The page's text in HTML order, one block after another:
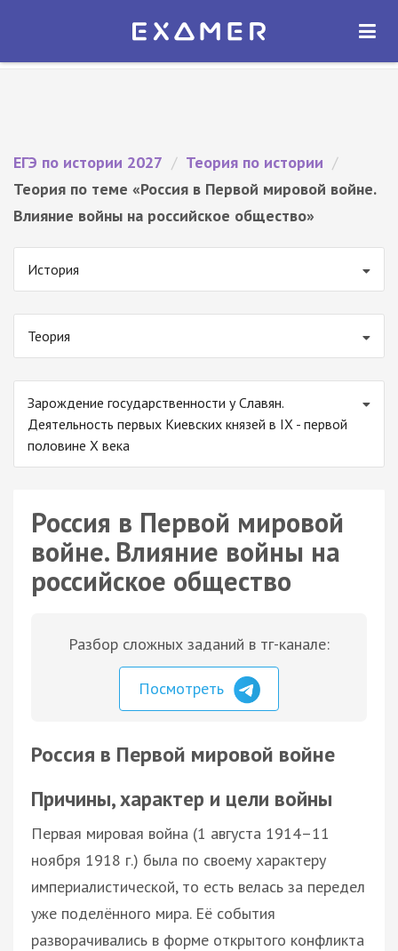
Экзамер — ЕГЭ 2027
ОТКРЫТЬ
ЕГЭ по истории 2027 / Теория по истории /
Теория по теме «Россия в Первой мировой войне.
Влияние войны на российское общество»
История
Теория
Зарождение государственности у Славян.
Деятельность первых Киевских князей в IX - первой
половине X века
Россия в Первой мировой
войне. Влияние войны на
российское общество
Разбор сложных заданий в тг-канале:
Посмотреть
Россия в Первой мировой войне
Причины, характер и цели войны
Первая мировая война (1 августа 1914–11
ноября 1918 г.) была по своему характеру
империалистической, то есть велась за передел
уже поделённого мира. Её события
разворачивались в форме открытого конфликта